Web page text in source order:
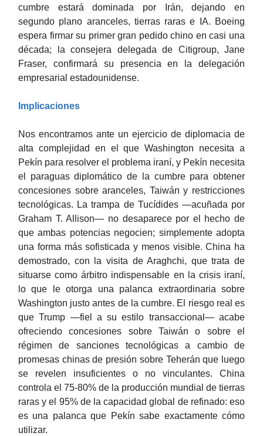
cumbre estará dominada por Irán, dejando en
segundo plano aranceles, tierras raras e IA. Boeing
espera firmar su primer gran pedido chino en casi una
década; la consejera delegada de Citigroup, Jane
Fraser, confirmará su presencia en la delegación
empresarial estadounidense.
Implicaciones
Nos encontramos ante un ejercicio de diplomacia de
alta complejidad en el que Washington necesita a
Pekín para resolver el problema iraní, y Pekín necesita
el paraguas diplomático de la cumbre para obtener
concesiones sobre aranceles, Taiwán y restricciones
tecnológicas. La trampa de Tucídides —acuñada por
Graham T. Allison— no desaparece por el hecho de
que ambas potencias negocien; simplemente adopta
una forma más sofisticada y menos visible. China ha
demostrado, con la visita de Araghchi, que trata de
situarse como árbitro indispensable en la crisis iraní,
lo que le otorga una palanca extraordinaria sobre
Washington justo antes de la cumbre. El riesgo real es
que Trump —fiel a su estilo transaccional— acabe
ofreciendo concesiones sobre Taiwán o sobre el
régimen de sanciones tecnológicas a cambio de
promesas chinas de presión sobre Teherán que luego
se revelen insuficientes o no vinculantes. China
controla el 75-80% de la producción mundial de tierras
raras y el 95% de la capacidad global de refinado: eso
es una palanca que Pekín sabe exactamente cómo
utilizar.